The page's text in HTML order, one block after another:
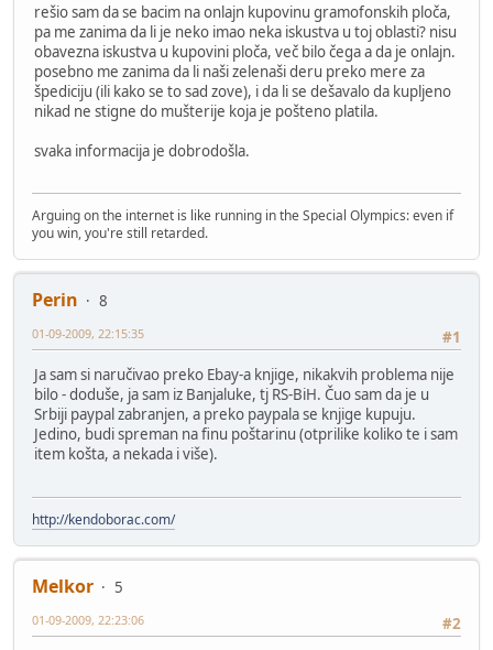
rešio sam da se bacim na onlajn kupovinu gramofonskih ploča,
pa me zanima da li je neko imao neka iskustva u toj oblasti? nisu
obavezna iskustva u kupovini ploča, več bilo čega a da je onlajn.
posebno me zanima da li naši zelenaši deru preko mere za
špediciju (ili kako se to sad zove), i da li se dešavalo da kupljeno
nikad ne stigne do mušterije koja je pošteno platila.
svaka informacija je dobrodošla.
Arguing on the internet is like running in the Special Olympics: even if
you win, you're still retarded.
Perin
8
#1
01-09-2009, 22:15:35
Ja sam si naručivao preko Ebay-a knjige, nikakvih problema nije
bilo - doduše, ja sam iz Banjaluke, tj RS-BiH. Čuo sam da je u
Srbiji paypal zabranjen, a preko paypala se knjige kupuju.
Jedino, budi spreman na finu poštarinu (otprilike koliko te i sam
item košta, a nekada i više).
http://kendoborac.com/
Melkor
5
#2
01-09-2009, 22:23:06